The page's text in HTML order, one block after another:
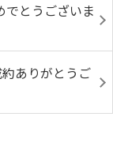
とうございま
ありがとうご